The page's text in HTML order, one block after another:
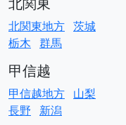
北関東地方 茨城
栃木 群馬
甲信越
甲信越地方 山梨
長野
新潟